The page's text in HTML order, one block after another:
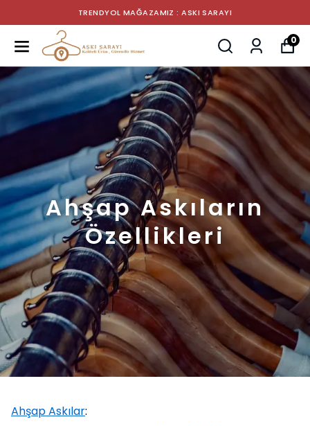
TRENDYOL MAĞAZAMIZ : ASKI SARAYI
0
Ahşap Askıların
Özellikleri
Ahşap Askılar: